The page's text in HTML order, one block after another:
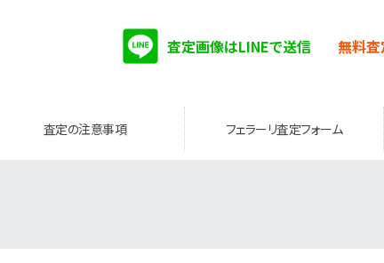
査定画像はLINEで送信 無料査
査定の注意事項 フェラーリ査定フォーム